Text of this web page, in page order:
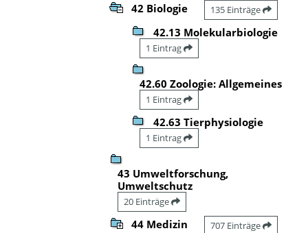
42 Biologie 135 Einträge
42.13 Molekularbiologie
1 Eintrag
42.60 Zoologie: Allgemeines
1 Eintrag
42.63 Tierphysiologie
1 Eintrag
43 Umweltforschung,
Umweltschutz
20 Einträge
44 Medizin 707 Einträge